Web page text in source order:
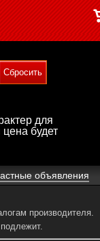
для
будет
объявления
производителя.